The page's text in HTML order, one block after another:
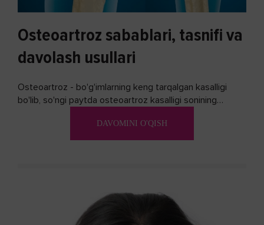
Osteoartroz sabablari, tasnifi va
davolash usullari
Osteoartroz - bo'g'imlarning keng tarqalgan kasalligi
bo'lib, so'ngi paytda osteoartroz kasalligi sonining
DAVOMINI O'QISH